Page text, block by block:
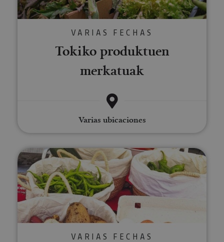
VARIAS FECHAS
Tokiko produktuen
merkatuak
Varias ubicaciones
Mercado Itinerante de
VARIAS FECHAS